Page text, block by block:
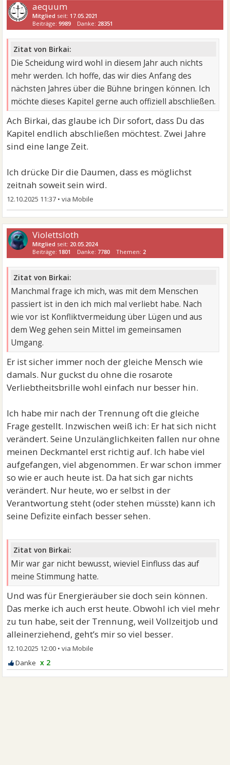
aequum
Mitglied seit: 17.05.2021
Beiträge:9989 Danke: 28351
Zitat von Birkai:
Die Scheidung wird wohl in diesem Jahr auch nichts
mehr werden. Ich hoffe, das wir dies Anfang des
nächsten Jahres über die Bühne bringen können. Ich
möchte dieses Kapitel gerne auch offiziell abschließen.
Ach Birkai, das glaube ich Dir sofort, dass Du das
Kapitel endlich abschließen möchtest. Zwei Jahre
sind eine lange Zeit.
Ich drücke Dir die Daumen, dass es möglichst
zeitnah soweit sein wird.
12.10.2025 11:37 •
Violettsloth
Mitglied seit: 20.05.2024
Beiträge: 1801 Danke: 7780 Themen: 2
Zitat von Birkai:
Manchmal frage ich mich, was mit dem Menschen
passiert ist in den ich mich mal verliebt habe. Nach
wie vor ist Konfliktvermeidung über Lügen und aus
dem Weg gehen sein Mittel im gemeinsamen
Umgang.
Er ist sicher immer noch der gleiche Mensch wie
damals. Nur guckst du ohne die rosarote
Verliebtheitsbrille wohl einfach nur besser hin.
Ich habe mir nach der Trennung oft die gleiche
Frage gestellt. Inzwischen weiß ich: Er hat sich nicht
verändert. Seine Unzulänglichkeiten fallen nur ohne
meinen Deckmantel erst richtig auf. Ich habe viel
aufgefangen, viel abgenommen. Er war schon immer
so wie er auch heute ist. Da hat sich gar nichts
verändert. Nur heute, wo er selbst in der
Verantwortung steht (oder stehen müsste) kann ich
seine Defizite einfach besser sehen.
Zitat von Birkai:
Mir war gar nicht bewusst, wieviel Einfluss das auf
meine Stimmung hatte.
Und was für Energieräuber sie doch sein können.
Das merke ich auch erst heute. Obwohl ich viel mehr
zu tun habe, seit der Trennung, weil Vollzeitjob und
alleinerziehend, geht’s mir so viel besser.
12.10.2025 12:00 •
x 2